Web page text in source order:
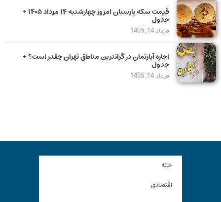
قیمت سکه پارسیان امروز چهارشنبه ۱۴ مرداد ۱۴۰۵ +
جدول
مرداد 14, 1405
اجاره آپارتمان در گرانترین مناطق تهران چقدر است؟ +
جدول
مرداد 14, 1405
خانه
اقتصادی